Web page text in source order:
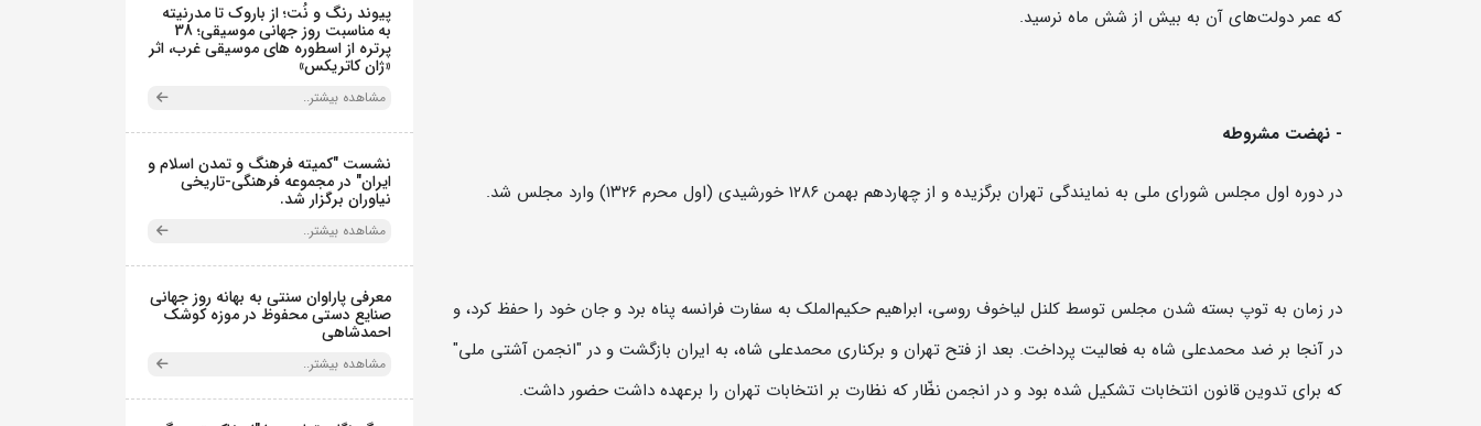
که عمر دولت‌های آن به بیش از شش ماه نرسید.
- نهضت مشروطه
در دوره اول مجلس شورای ملی به نمایندگی تهران برگزیده و از چهاردهم بهمن ۱۲۸۶ خورشیدی (اول محرم ۱۳۲۶) وارد مجلس شد.
در زمان به توپ بسته شدن مجلس توسط کلنل لیاخوف روسی، ابراهیم حکیم‌الملک به سفارت فرانسه پناه برد و جان خود را حفظ کرد، و
در آنجا بر ضد محمدعلی شاه به فعالیت پرداخت. بعد از فتح تهران و برکناری محمدعلی شاه، به ایران بازگشت و در "انجمن آشتی ملی"
که برای تدوین قانون انتخابات تشکیل شده بود و در انجمن نظّار که نظارت بر انتخابات تهران را برعهده داشت حضور داشت.
پیوند رنگ و نُت؛ از باروک تا مدرنیته
به مناسبت روز جهانی موسیقی؛ 38
پرتره از اسطوره های موسیقی غرب، اثر
«ژان کاتریکس»
مشاهده بیشتر..
نشست "کمیته فرهنگ و تمدن اسلام و
ایران" در مجموعه فرهنگی‌-تاریخی
نیاوران برگزار شد.
مشاهده بیشتر..
معرفی پاراوان سنتی به بهانه روز جهانی
صنایع دستی محفوظ در موزه کوشک
احمدشاهی
مشاهده بیشتر..